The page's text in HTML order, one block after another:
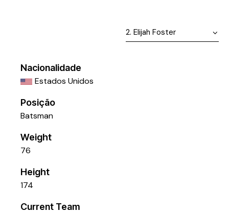
Nacionalidade
Estados Unidos
Posição
Batsman
Weight
76
Height
174
Current Team